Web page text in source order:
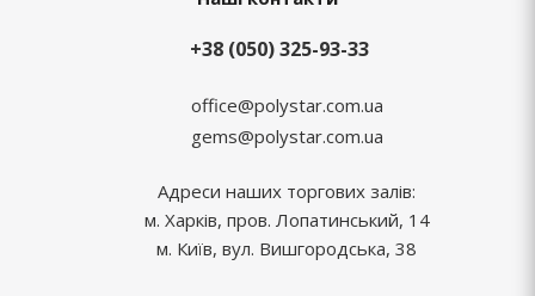
+38 (050) 325-93-33
office@polystar.com.ua
gems@polystar.com.ua
Адреси наших торгових залів:
м. Харків, пров. Лопатинський, 14
м. Київ, вул. Вишгородська, 38